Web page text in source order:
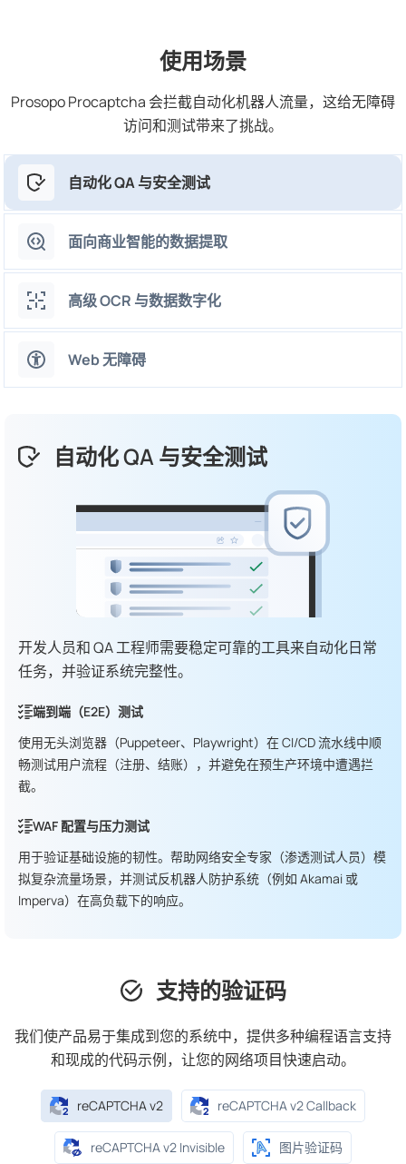
使用场景
Prosopo Procaptcha 会拦截自动化机器人流量，这给无障碍
访问和测试带来了挑战。
自动化 QA 与安全测试
面向商业智能的数据提取
高级 OCR 与数据数字化
Web 无障碍
自动化 QA 与安全测试
开发人员和 QA 工程师需要稳定可靠的工具来自动化日常
任务，并验证系统完整性。
端到端（E2E）测试
使用无头浏览器（Puppeteer、Playwright）在 CI/CD 流水线中顺
畅测试用户流程（注册、结账），并避免在预生产环境中遭遇拦
截。
WAF 配置与压力测试
用于验证基础设施的韧性。帮助网络安全专家（渗透测试人员）模
拟复杂流量场景，并测试反机器人防护系统（例如 Akamai 或
Imperva）在高负载下的响应。
支持的验证码
我们使产品易于集成到您的系统中，提供多种编程语言支持
和现成的代码示例，让您的网络项目快速启动。
reCAPTCHA v2 reCAPTCHA v2 Callback
reCAPTCHA v2 Invisible 图片验证码